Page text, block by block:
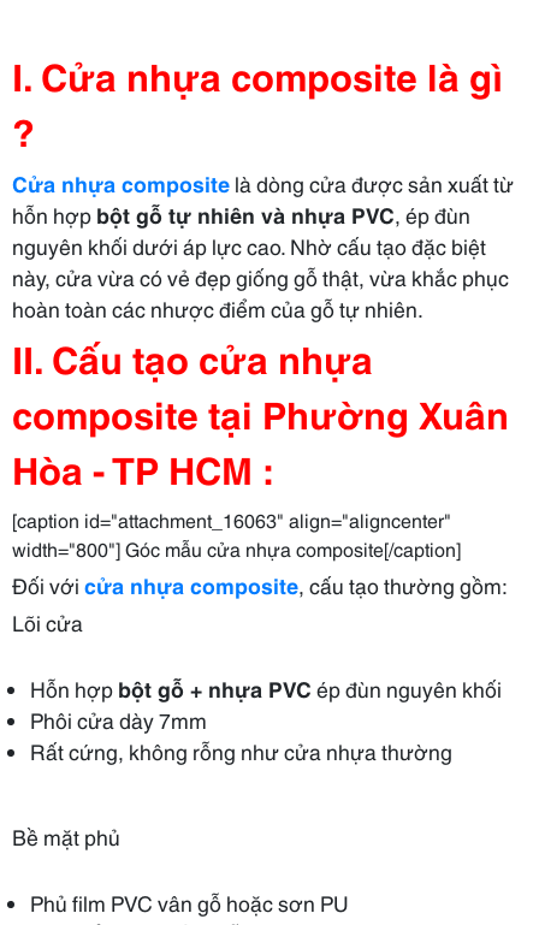
I. Cửa nhựa composite là gì
?
Cửa nhựa compositelà dòng cửa được sản xuất từ
hỗn hợpbột gỗ tự nhiên và nhựa PVC, ép đùn
nguyên khối dưới áp lực cao. Nhờ cấu tạo đặc biệt
này, cửa vừa có vẻ đẹp giống gỗ thật, vừa khắc phục
hoàn toàn các nhược điểm của gỗ tự nhiên.
II. Cấu tạo cửa nhựa
composite tại Phường Xuân
Hòa - TP HCM :
[caption id="attachment_16063" align="aligncenter"
width="800"] Góc mẫu cửa nhựa composite[/caption]
Đối vớicửa nhựa composite, cấu tạo thường gồm:
Lõi cửa
Hỗn hợpbột gỗ + nhựa PVCép đùn nguyên khối
Phôi cửa dày 7mm
Rất cứng, không rỗng như cửa nhựa thường
Bề mặt phủ
Phủ film PVC vân gỗ hoặc sơn PU